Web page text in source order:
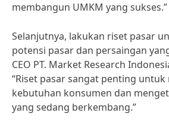
membangun UMKM yang sukses.”
Selanjutnya, lakukan riset pasar
potensi pasar dan persaingan
CEO PT. Market Research
“Riset pasar sangat penting untuk
kebutuhan konsumen dan
yang sedang berkembang.”